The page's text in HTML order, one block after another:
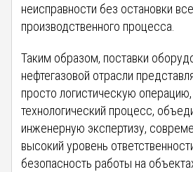
неисправности без остановки
производственного процесса.
Таким образом, поставки
нефтегазовой отрасли
просто логистическую
технологический процесс,
инженерную экспертизу,
высокий уровень
безопасность работы на